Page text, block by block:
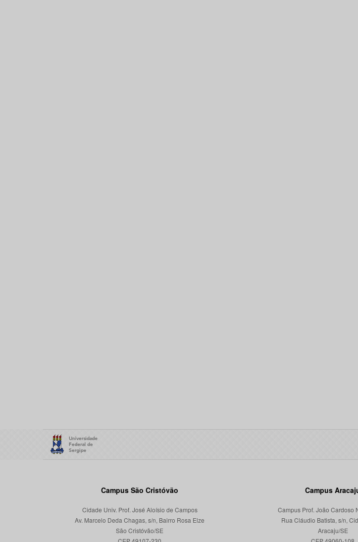
Campus São Cristóvão
Cidade Univ. Prof. José Aloísio de Campos
Av. Marcelo Deda Chagas, s/n, Bairro Rosa Elze
São Cristóvão/SE
Campus
Campus Prof. João Cardoso
Rua Cláudio Batista, s/n,
Aracaju/SE